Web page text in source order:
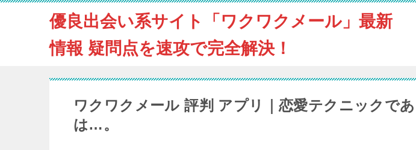
優良出会い系サイト「ワクワクメール」最新
情報 疑問点を速攻で完全解決！
ワクワクメール 評判 アプリ｜恋愛テクニックで
は…。